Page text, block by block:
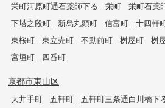
栄町河原町通石薬師下る
栄町 栄町石薬
下塔之段町
新烏丸頭町 信富町 十四軒
東桜町
東立売町 不動前町 桝屋町
桝
宮垣町
四番町
京都市東山区
大井手町 五軒町
五軒町三条通白川橋下